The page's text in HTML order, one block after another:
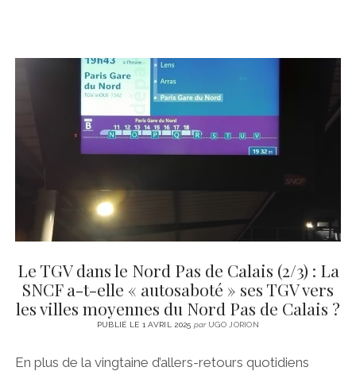
Le TGV dans le Nord Pas de Calais (2/3) : La
SNCF a-t-elle « autosaboté » ses TGV vers
les villes moyennes du Nord Pas de Calais ?
PUBLIÉ LE 1 AVRIL 2025 parUGO JORION
En plus de la vingtaine d’allers-retours quotidiens